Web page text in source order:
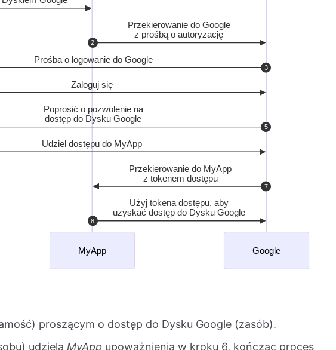
proszącym o dostęp do Dysku Google (zasób).
udziela MyApp upoważnienia w kroku 6, kończąc proces